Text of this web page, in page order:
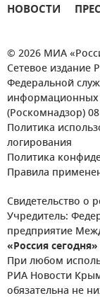
НОВОСТИ
© 2026 МИА
Сетевое издание
Федеральной
информационных
(Роскомнадзор)
Политика
логирования
Политика
Правила
Свидетельство о
Учредитель:
предприятие
«Россия сегодня»
При любом
РИА Новости
обязательна не